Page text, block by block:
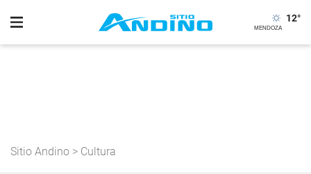
12°
Sitio Andino > Cultura